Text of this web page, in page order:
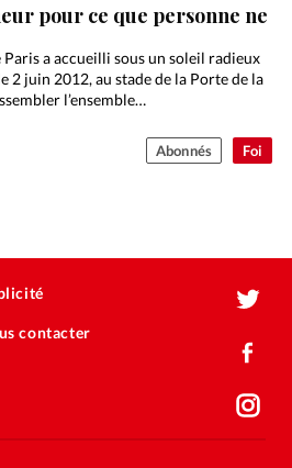
Foi
pour ce que personne ne
a accueilli sous un soleil radieux
2 juin 2012, au stade de la Porte de la
l’ensemble…
Abonnés
contacter